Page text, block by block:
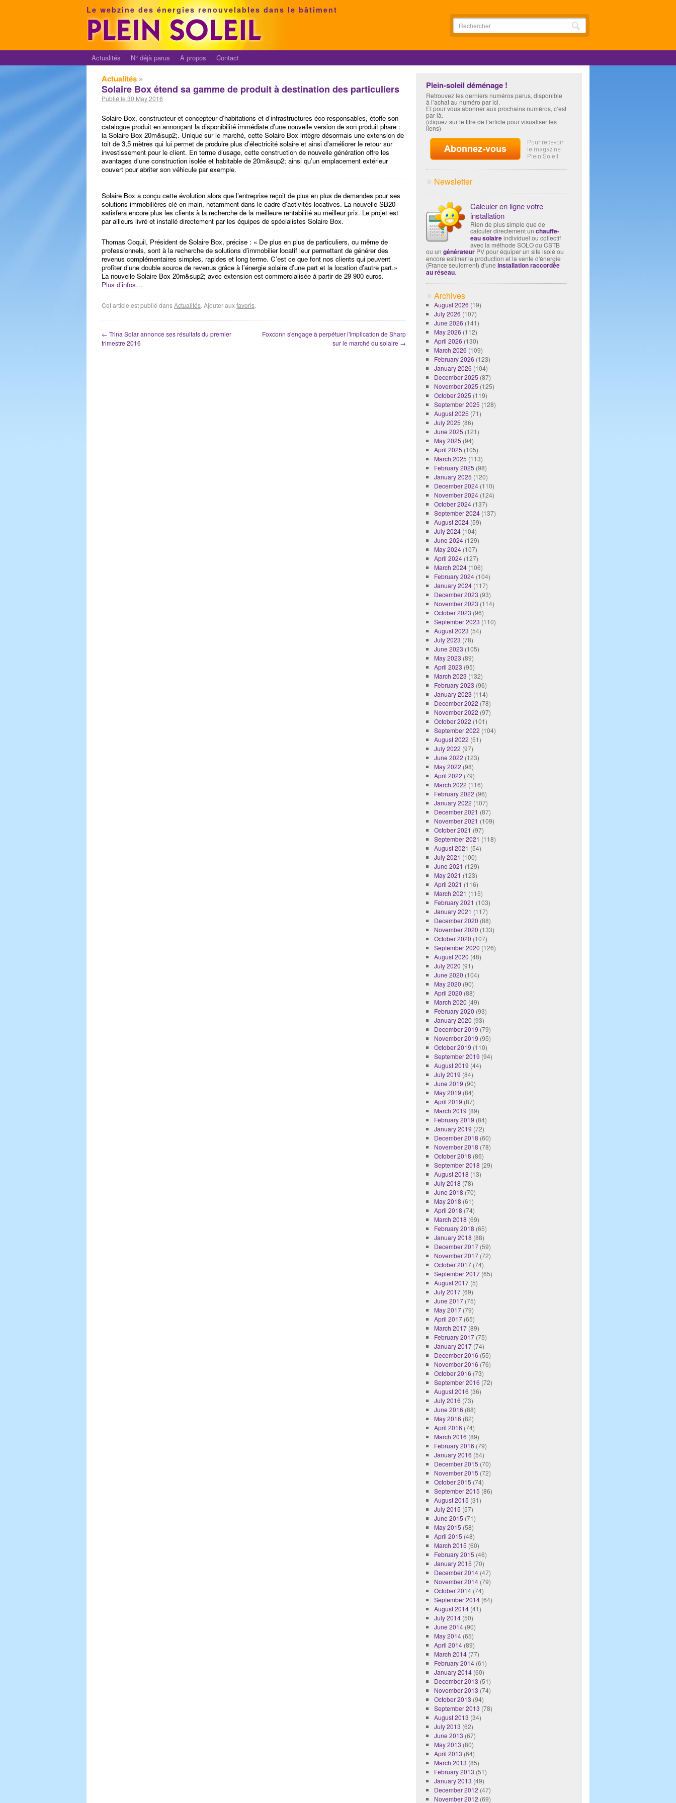
Le webzine des énergies renouvelables dans le bâtiment
Actualités N° déjà parus A propos Contact
Actualités »
Solaire Box étend sa gamme de produit à destination des particuliers
Publié le 30 May 2016
Solaire Box, constructeur et concepteur d’habitations et d’infrastructures éco-responsables, étoffe son
catalogue produit en annonçant la disponibilité immédiate d’une nouvelle version de son produit phare :
la Solaire Box 20m&sup2;. Unique sur le marché, cette Solaire Box intègre désormais une extension de
toit de 3,5 mètres qui lui permet de produire plus d’électricité solaire et ainsi d’améliorer le retour sur
investissement pour le client. En terme d’usage, cette construction de nouvelle génération offre les
avantages d’une construction isolée et habitable de 20m&sup2; ainsi qu’un emplacement extérieur
couvert pour abriter son véhicule par exemple.
Solaire Box a conçu cette évolution alors que l’entreprise reçoit de plus en plus de demandes pour ses
solutions immobilières clé en main, notamment dans le cadre d’activités locatives. La nouvelle SB20
satisfera encore plus les clients à la recherche de la meilleure rentabilité au meilleur prix. Le projet est
par ailleurs livré et installé directement par les équipes de spécialistes Solaire Box.
Thomas Coquil, Président de Solaire Box, précise : « De plus en plus de particuliers, ou même de
professionnels, sont à la recherche de solutions d’immobilier locatif leur permettant de générer des
revenus complémentaires simples, rapides et long terme. C’est ce que font nos clients qui peuvent
profiter d’une double source de revenus grâce à l’énergie solaire d’une part et la location d’autre part.»
La nouvelle Solaire Box 20m&sup2; avec extension est commercialisée à partir de 29 900 euros.
Plus d’infos…
Cet article est publié dansActualités. Ajouter auxfavoris.
← Trina Solar annonce ses résultats du premier
trimestre 2016
Foxconn s'engage à perpétuer l'implication de Sharp
sur le marché du solaire →
Plein-soleil déménage !
Retrouvez les derniers numéros parus, disponible
à l’achat au numéro par ici.
Et pour vous abonner aux prochains numéros, c’est
par là.
(cliquez sur le titre de l’article pour visualiser les
liens)
Newsletter
Calculer en ligne votre
installation
Rien de plus simple que de
calculer directement un chauffe-
eau solaireindividuel ou collectif
avec la méthode SOLO du CSTB
ou un générateur PV pour équiper un site isolé ou
encore estimer la production et la vente d'énergie
(France seulement) d'une installation raccordée
au réseau.
Archives
August 2026 (19)
July 2026 (107)
June 2026 (141)
May 2026 (112)
April 2026 (130)
March 2026 (109)
February 2026 (123)
January 2026 (104)
December 2025 (87)
November 2025 (125)
October 2025 (119)
September 2025 (128)
August 2025 (71)
July 2025 (86)
June 2025 (121)
May 2025 (94)
April 2025 (105)
March 2025 (113)
February 2025 (98)
January 2025 (120)
December 2024(110)
November 2024(124)
October 2024(137)
September 2024(137)
August 2024(59)
July 2024(104)
June 2024(129)
May 2024(107)
April 2024(127)
March 2024(106)
February 2024(104)
January 2024(117)
December 2023 (93)
November 2023 (114)
October 2023 (96)
September 2023 (110)
August 2023 (54)
July 2023 (78)
June 2023 (105)
May 2023 (89)
April 2023 (95)
March 2023 (132)
February 2023 (96)
January 2023 (114)
December 2022 (78)
November 2022 (97)
October 2022 (101)
September 2022 (104)
August 2022 (51)
July 2022 (97)
June 2022 (123)
May 2022 (98)
April 2022 (79)
March 2022 (116)
February 2022 (96)
January 2022 (107)
December 2021 (87)
November 2021 (109)
October 2021 (97)
September 2021 (118)
August 2021 (54)
July 2021 (100)
June 2021 (129)
May 2021 (123)
April 2021 (116)
March 2021 (115)
February 2021 (103)
January 2021 (117)
December 2020 (88)
November 2020 (133)
October 2020 (107)
September 2020 (126)
August 2020 (48)
July 2020 (91)
June 2020 (104)
May 2020 (90)
April 2020 (88)
March 2020 (49)
February 2020 (93)
January 2020 (93)
December 2019 (79)
November 2019 (95)
October 2019 (110)
September 2019 (94)
August 2019 (44)
July 2019 (84)
June 2019 (90)
May 2019 (84)
April 2019 (87)
March 2019 (89)
February 2019 (84)
January 2019 (72)
December 2018 (60)
November 2018 (78)
October 2018 (86)
September 2018 (29)
August 2018 (13)
July 2018 (78)
June 2018 (70)
May 2018 (61)
April 2018 (74)
March 2018 (69)
February 2018 (65)
January 2018 (88)
December 2017(59)
November 2017(72)
October 2017(74)
September 2017(65)
August 2017(5)
July 2017(69)
June 2017(75)
May 2017(79)
April 2017(65)
March 2017(89)
February 2017(75)
January 2017(74)
December 2016 (55)
November 2016 (76)
October 2016 (73)
September 2016 (72)
August 2016 (36)
July 2016 (73)
June 2016 (88)
May 2016 (82)
April 2016 (74)
March 2016 (89)
February 2016 (79)
January 2016 (54)
December 2015 (70)
November 2015 (72)
October 2015 (74)
September 2015 (86)
August 2015 (31)
July 2015 (57)
June 2015 (71)
May 2015 (58)
April 2015 (48)
March 2015 (60)
February 2015 (46)
January 2015 (70)
December 2014(47)
November 2014(79)
October 2014(74)
September 2014(64)
August 2014(41)
July 2014(50)
June 2014(90)
May 2014(65)
April 2014(89)
March 2014(77)
February 2014(61)
January 2014(60)
December 2013 (51)
November 2013 (74)
October 2013 (94)
September 2013 (78)
August 2013 (34)
July 2013 (62)
June 2013 (67)
May 2013 (80)
April 2013 (64)
March 2013 (85)
February 2013 (51)
January 2013 (49)
December 2012 (47)
November 2012 (69)